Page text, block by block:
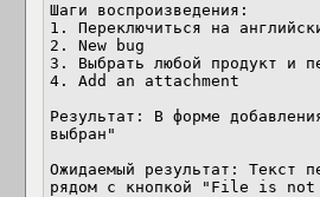
Шаги воспроизведения:
1. Переключиться на
2. New bug
3. Выбрать любой продукт и
4. Add an attachment
Результат: В форме
выбран"
Ожидаемый результат: Текст
рядом с кнопкой "File is not